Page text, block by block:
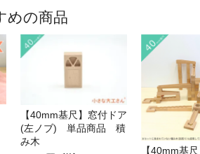
めの商品
【40mm基尺】窓付ドア
(左ノブ) 単品商品 積
み木
【40mm基